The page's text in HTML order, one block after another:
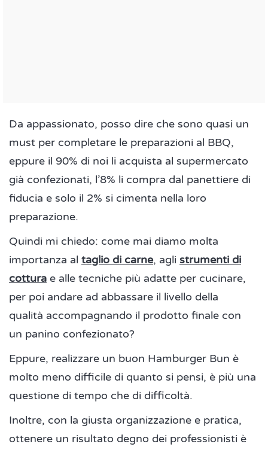
Da appassionato, posso dire che sono quasi un
must per completare le preparazioni al BBQ,
eppure il 90% di noi li acquista al supermercato
già confezionati, l’8% li compra dal panettiere di
fiducia e solo il 2% si cimenta nella loro
preparazione.
Quindi mi chiedo: come mai diamo molta
importanza al taglio di carne, agli strumenti di
cottura e alle tecniche più adatte per cucinare,
per poi andare ad abbassare il livello della
qualità accompagnando il prodotto finale con
un panino confezionato?
Eppure, realizzare un buon Hamburger Bun è
molto meno difficile di quanto si pensi, è più una
questione di tempo che di difficoltà.
Inoltre, con la giusta organizzazione e pratica,
ottenere un risultato degno dei professionisti è